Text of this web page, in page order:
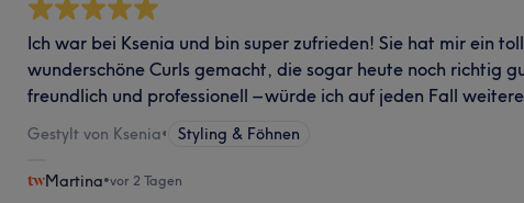
Ich war bei Ksenia und bin super zufrieden! Sie hat mir ein
wunderschöne Curls gemacht, die sogar heute noch richtig
freundlich und professionell – würde ich auf jeden Fall
Gestylt von Ksenia• Styling & Föhnen
Martina•vor 2 Tagen